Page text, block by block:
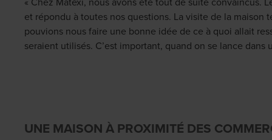
et répondu à toutes nos questions. La visite de la
pouvions nous faire une bonne idée de ce à quoi allait
seraient utilisés. C’est important, quand on se lance
UNE MAISON À PROXIMITÉ DES